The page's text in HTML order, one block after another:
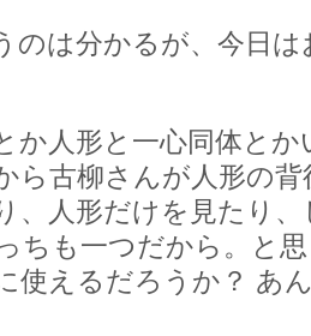
のは分かるが、今日
か人形と一心同体と
ら古柳さんが人形の
、人形だけを見たり
ちも一つだから。と
使えるだろうか？ あ